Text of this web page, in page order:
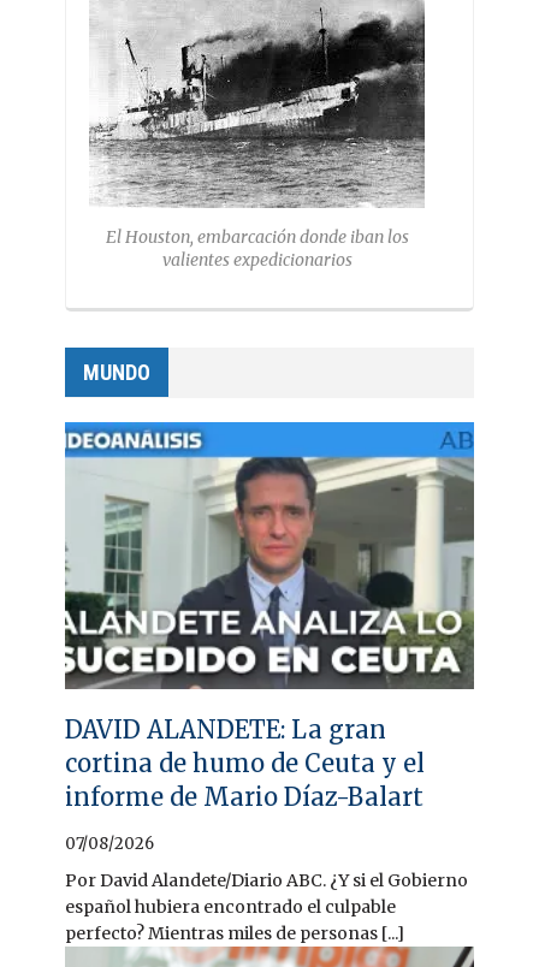
El Houston, embarcación donde iban los
valientes expedicionarios
MUNDO
DAVID ALANDETE: La gran
cortina de humo de Ceuta y el
informe de Mario Díaz-Balart
07/08/2026
Por David Alandete/Diario ABC. ¿Y si el Gobierno
español hubiera encontrado el culpable
perfecto? Mientras miles de personas [...]